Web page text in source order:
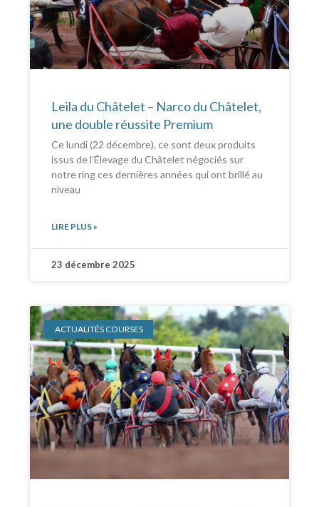
Leila du Châtelet – Narco du Châtelet,
une double réussite Premium
Ce lundi (22 décembre), ce sont deux produits
issus de l’Élevage du Châtelet négociés sur
notre ring ces dernières années qui ont brillé au
niveau
LIRE PLUS »
23 décembre 2025
ACTUALITÉS COURSES